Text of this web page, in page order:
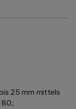
25 mm mittels